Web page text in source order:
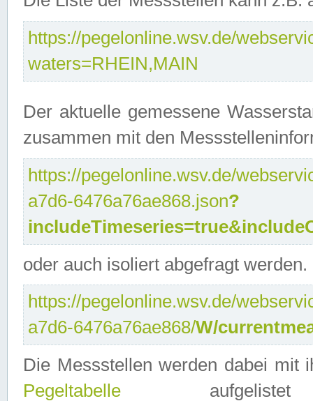
https://pegelonline.wsv.de/
waters=RHEIN,MAIN
Der aktuelle gemessene
zusammen mit den
https://pegelonline.wsv.de/
a7d6-6476a76ae868.json?
oder auch isoliert abgefragt werden.
https://pegelonline.wsv.de/
a7d6-6476a76ae868/W/
Die Messstellen werden dabei mit
Pegeltabelle